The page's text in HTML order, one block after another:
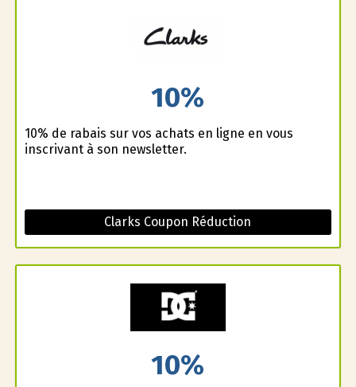
10%
10% de rabais sur vos achats en ligne en vous
inscrivant à son newsletter.
Clarks Coupon Réduction
10%